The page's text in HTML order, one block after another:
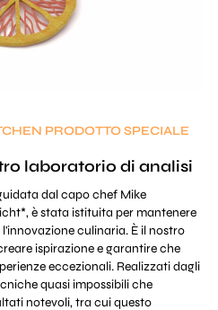
PRODOTTO SPECIALE
laboratorio di analisi
dal capo chef Mike
è stata istituita per mantenere
culinaria. È il nostro
ispirazione e garantire che
eccezionali. Realizzati dagli
quasi impossibili che
notevoli, tra cui questo